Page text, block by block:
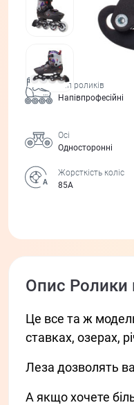
Тип роликів
Напівпрофесійні
Осі
Односторонні
Жорсткість коліс
85А
Опис Ролики
Це все та ж
ставках, озерах,
Леза дозволять
А якщо хочете